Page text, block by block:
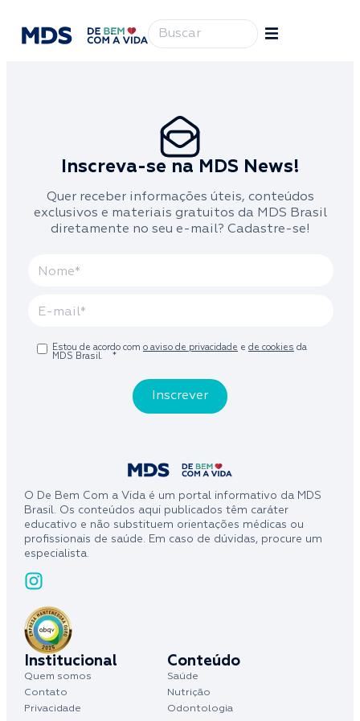
Inscreva-se na MDS News!
Quer receber informações úteis, conteúdos
exclusivos e materiais gratuitos da MDS Brasil
diretamente no seu e-mail? Cadastre-se!
Estou de acordo com o aviso de privacidade e de cookies da
MDS Brasil.
*
O De Bem Com a Vida é um portal informativo da MDS
Brasil. Os conteúdos aqui publicados têm caráter
educativo e não substituem orientações médicas ou
profissionais de saúde. Em caso de dúvidas, procure um
especialista.
Institucional
Quem somos
Contato
Privacidade
Conteúdo
Saúde
Nutrição
Odontologia